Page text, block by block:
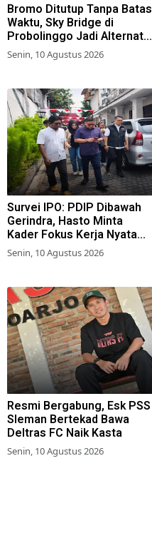
Bromo Ditutup Tanpa Batas
Waktu, Sky Bridge di
Probolinggo Jadi Alternatif
Wisata
Senin, 10 Agustus 2026
Survei IPO: PDIP Dibawah
Gerindra, Hasto Minta
Kader Fokus Kerja Nyata
untuk Rakyat
Senin, 10 Agustus 2026
Resmi Bergabung, Esk PSS
Sleman Bertekad Bawa
Deltras FC Naik Kasta
Senin, 10 Agustus 2026